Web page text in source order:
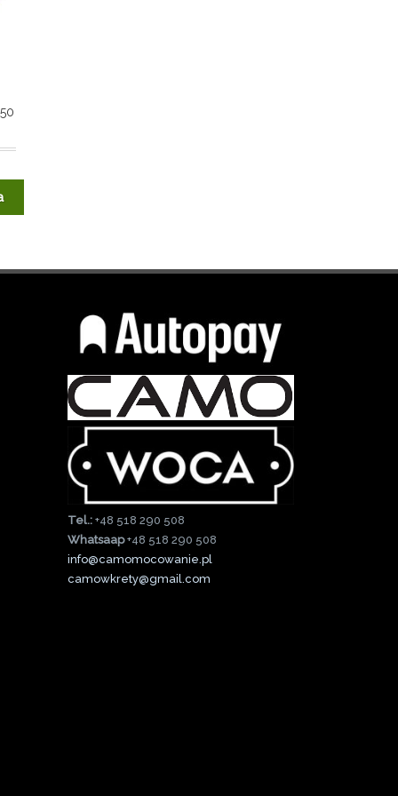
Tel.: +48 518 290 508
Whatsaap+48 518 290 508
info@camomocowanie.pl
camowkrety@gmail.com